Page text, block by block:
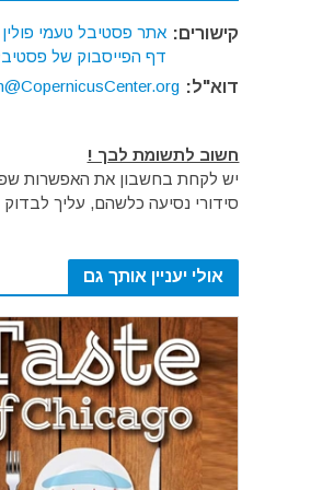
קישורים: אתר פסטיבל טעמי פולין
דף הפייסבוק של
דוא"ל:
חשוב לתשומת לבך !
יש לקחת בחשבון את האפשרות
סידורי נסיעה כלשהם, עליך
אולי יעניין אותך גם